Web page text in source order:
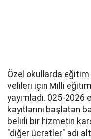
Özel okullarda
velileri için Milli eğitim
yayımladı. 025-2026
kayıtlarını başlatan
belirli bir hizmetin
"diğer ücretler" adı